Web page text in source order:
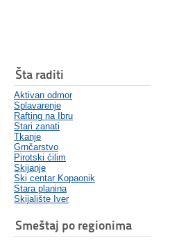
Šta raditi
Aktivan odmor
Splavarenje
Rafting na Ibru
Stari zanati
Tkanje
Grnčarstvo
Pirotski ćilim
Skijanje
Ski centar Kopaonik
Stara planina
Skijalište Iver
Smeštaj po regionima